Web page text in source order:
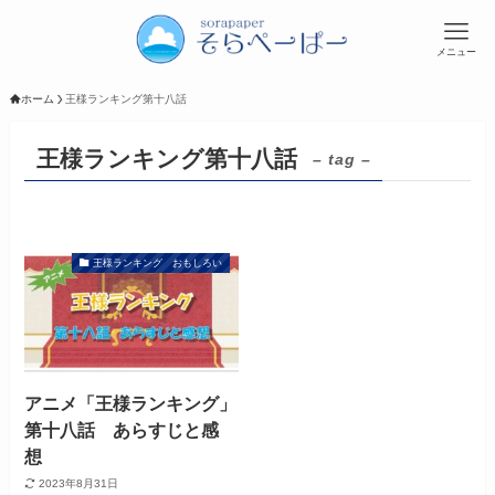
メニュー
ホーム 王様ランキング第十八話
王様ランキング第十八話 – tag –
王様ランキング おもしろい
アニメ「王様ランキング」
第十八話 あらすじと感
想
2023年8月31日